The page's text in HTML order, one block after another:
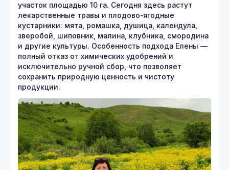
участок площадью 10 га. Сегодня здесь растут
лекарственные травы и плодово-ягодные
кустарники: мята, ромашка, душица, календула,
зверобой, шиповник, малина, клубника, смородина
и другие культуры. Особенность подхода Елены —
полный отказ от химических удобрений и
исключительно ручной сбор, что позволяет
сохранить природную ценность и чистоту
продукции.